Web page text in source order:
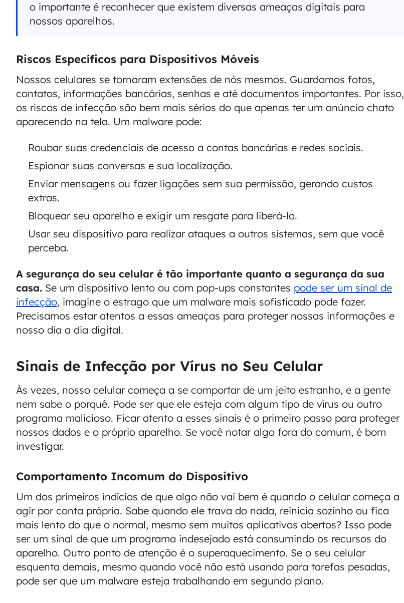
o importante é reconhecer que existem diversas ameaças digitais para
nossos aparelhos.
Riscos Específicos para Dispositivos Móveis
Nossos celulares se tornaram extensões de nós mesmos. Guardamos fotos,
contatos, informações bancárias, senhas e até documentos importantes. Por isso,
os riscos de infecção são bem mais sérios do que apenas ter um anúncio chato
aparecendo na tela. Um malware pode:
Roubar suas credenciais de acesso a contas bancárias e redes sociais.
Espionar suas conversas e sua localização.
Enviar mensagens ou fazer ligações sem sua permissão, gerando custos
extras.
Bloquear seu aparelho e exigir um resgate para liberá-lo.
Usar seu dispositivo para realizar ataques a outros sistemas, sem que você
perceba.
A segurança do seu celular é tão importante quanto a segurança da sua
casa. Se um dispositivo lento ou com pop-ups constantes pode ser um sinal de
infecção, imagine o estrago que um malware mais sofisticado pode fazer.
Precisamos estar atentos a essas ameaças para proteger nossas informações e
nosso dia a dia digital.
Sinais de Infecção por Vírus no Seu Celular
Às vezes, nosso celular começa a se comportar de um jeito estranho, e a gente
nem sabe o porquê. Pode ser que ele esteja com algum tipo de vírus ou outro
programa malicioso. Ficar atento a esses sinais é o primeiro passo para proteger
nossos dados e o próprio aparelho. Se você notar algo fora do comum, é bom
investigar.
Comportamento Incomum do Dispositivo
Um dos primeiros indícios de que algo não vai bem é quando o celular começa a
agir por conta própria. Sabe quando ele trava do nada, reinicia sozinho ou fica
mais lento do que o normal, mesmo sem muitos aplicativos abertos? Isso pode
ser um sinal de que um programa indesejado está consumindo os recursos do
aparelho. Outro ponto de atenção é o superaquecimento. Se o seu celular
esquenta demais, mesmo quando você não está usando para tarefas pesadas,
pode ser que um malware esteja trabalhando em segundo plano.